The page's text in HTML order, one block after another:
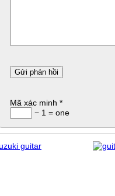
Mã xác minh *
− 1 = one